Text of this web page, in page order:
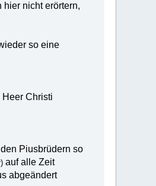
nicht erörtern,
so eine
Christi
Piusbrüdern so
auf alle Zeit
abgeändert